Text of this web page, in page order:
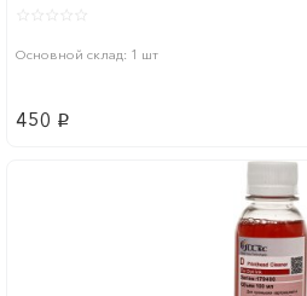
Основной склад: 1 шт
450 p